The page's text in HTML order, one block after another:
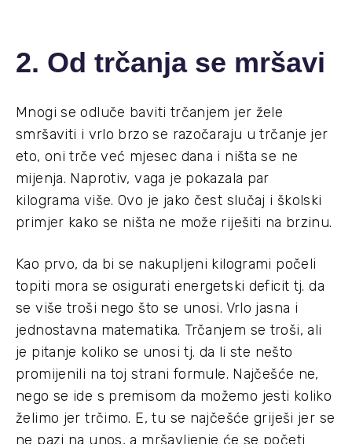
2. Od trčanja se mršavi
Mnogi se odluče baviti trčanjem jer žele
smršaviti i vrlo brzo se razočaraju u trčanje jer
eto, oni trče već mjesec dana i ništa se ne
mijenja. Naprotiv, vaga je pokazala par
kilograma više. Ovo je jako čest slučaj i školski
primjer kako se ništa ne može riješiti na brzinu.
Kao prvo, da bi se nakupljeni kilogrami počeli
topiti mora se osigurati energetski deficit tj. da
se više troši nego što se unosi. Vrlo jasna i
jednostavna matematika. Trčanjem se troši, ali
je pitanje koliko se unosi tj. da li ste nešto
promijenili na toj strani formule. Najčešće ne,
nego se ide s premisom da možemo jesti koliko
želimo jer trčimo. E, tu se najčešće griješi jer se
ne pazi na unos, a mršavljenje će se početi